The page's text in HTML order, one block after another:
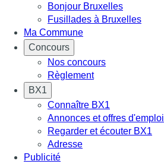
Bonjour Bruxelles
Fusillades à Bruxelles
Ma Commune
Concours
Nos concours
Règlement
BX1
Connaître BX1
Annonces et offres d'emploi
Regarder et écouter BX1
Adresse
Publicité